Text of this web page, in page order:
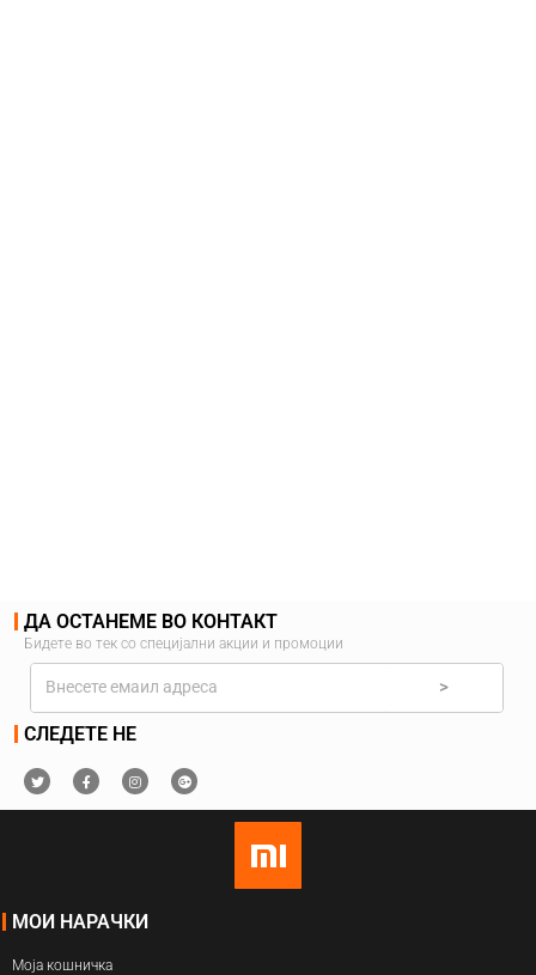
ДА ОСТАНЕМЕ ВО КОНТАКТ
Бидете во тек со специјални акции и промоции
>
СЛЕДЕТЕ НЕ
МОИ НАРАЧКИ
Моја кошничка